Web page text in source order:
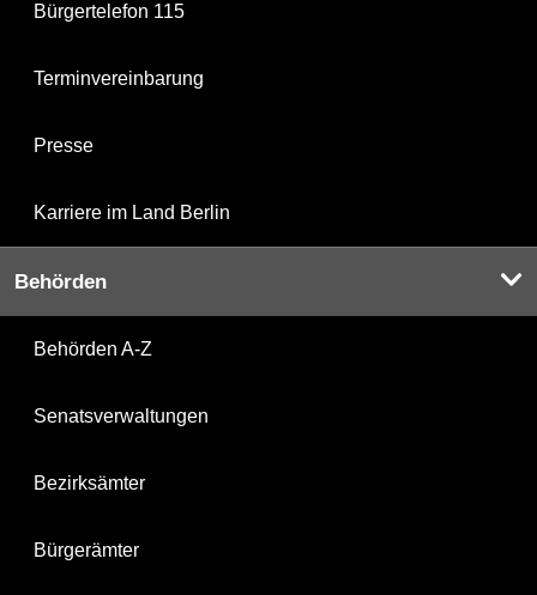
Bürgertelefon 115
Terminvereinbarung
Presse
Karriere im Land Berlin
Behörden
Behörden A-Z
Senatsverwaltungen
Bezirksämter
Bürgerämter